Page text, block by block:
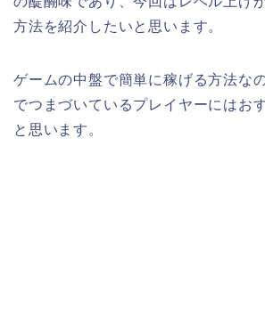
方法を紹介したいと思います。
ゲームの中盤で簡単に稼げる方法な
でつまづいているプレイヤーにはお
と思います。